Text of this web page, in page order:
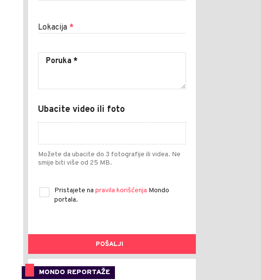
Lokacija *
Ubacite video ili foto
Možete da ubacite do 3 fotografije ili videa. Ne
smije biti više od 25 MB.
Pristajete na pravila korišćenja Mondo
portala.
POŠALJI
MONDO REPORTAŽE